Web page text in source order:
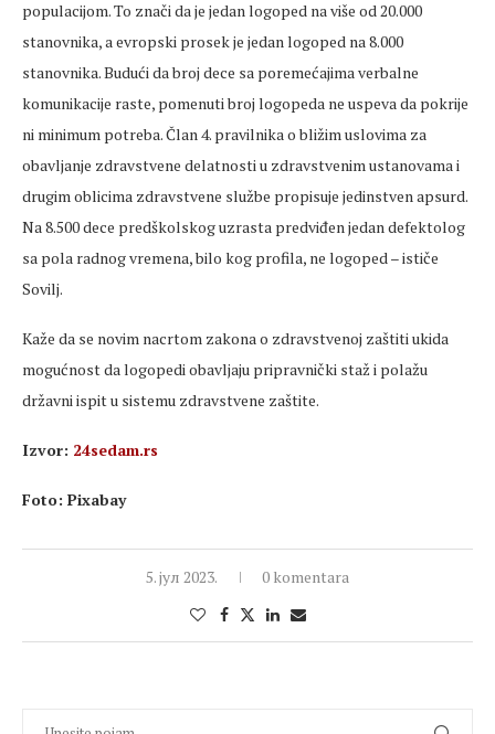
populacijom. To znači da je jedan logoped na više od 20.000
stanovnika, a evropski prosek je jedan logoped na 8.000
stanovnika. Budući da broj dece sa poremećajima verbalne
komunikacije raste, pomenuti broj logopeda ne uspeva da pokrije
ni minimum potreba. Član 4. pravilnika o bližim uslovima za
obavljanje zdravstvene delatnosti u zdravstvenim ustanovama i
drugim oblicima zdravstvene službe propisuje jedinstven apsurd.
Na 8.500 dece predškolskog uzrasta predviđen jedan defektolog
sa pola radnog vremena, bilo kog profila, ne logoped – ističe
Sovilj.
Kaže da se novim nacrtom zakona o zdravstvenoj zaštiti ukida
mogućnost da logopedi obavljaju pripravnički staž i polažu
državni ispit u sistemu zdravstvene zaštite.
Izvor: 24sedam.rs
Foto: Pixabay
5. јул 2023. 0 komentara